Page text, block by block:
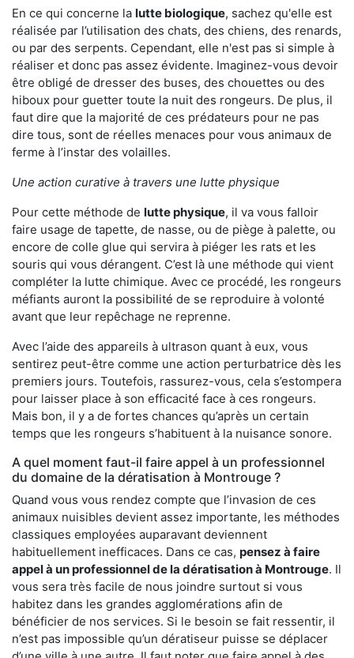
En ce qui concerne la lutte biologique, sachez qu'elle est
réalisée par l’utilisation des chats, des chiens, des renards,
ou par des serpents. Cependant, elle n'est pas si simple à
réaliser et donc pas assez évidente. Imaginez-vous devoir
être obligé de dresser des buses, des chouettes ou des
hiboux pour guetter toute la nuit des rongeurs. De plus, il
faut dire que la majorité de ces prédateurs pour ne pas
dire tous, sont de réelles menaces pour vous animaux de
ferme à l’instar des volailles.
Une action curative à travers une lutte physique
Pour cette méthode de lutte physique, il va vous falloir
faire usage de tapette, de nasse, ou de piège à palette, ou
encore de colle glue qui servira à piéger les rats et les
souris qui vous dérangent. C’est là une méthode qui vient
compléter la lutte chimique. Avec ce procédé, les rongeurs
méfiants auront la possibilité de se reproduire à volonté
avant que leur repêchage ne reprenne.
Avec l’aide des appareils à ultrason quant à eux, vous
sentirez peut-être comme une action perturbatrice dès les
premiers jours. Toutefois, rassurez-vous, cela s’estompera
pour laisser place à son efficacité face à ces rongeurs.
Mais bon, il y a de fortes chances qu’après un certain
temps que les rongeurs s’habituent à la nuisance sonore.
A quel moment faut-il faire appel à un professionnel
du domaine de la dératisation à Montrouge ?
Quand vous vous rendez compte que l’invasion de ces
animaux nuisibles devient assez importante, les méthodes
classiques employées auparavant deviennent
habituellement inefficaces. Dans ce cas, pensez à faire
appel à un professionnel de la dératisation à Montrouge. Il
vous sera très facile de nous joindre surtout si vous
habitez dans les grandes agglomérations afin de
bénéficier de nos services. Si le besoin se fait ressentir, il
n’est pas impossible qu’un dératiseur puisse se déplacer